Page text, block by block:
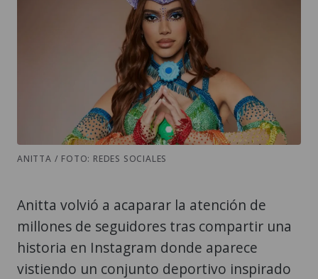
ANITTA / FOTO: REDES SOCIALES
Anitta volvió a acaparar la atención de
millones de seguidores tras compartir una
historia en Instagram donde aparece
vistiendo un conjunto deportivo inspirado